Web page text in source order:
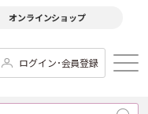
オンラインショップ
ログイン･会員登録